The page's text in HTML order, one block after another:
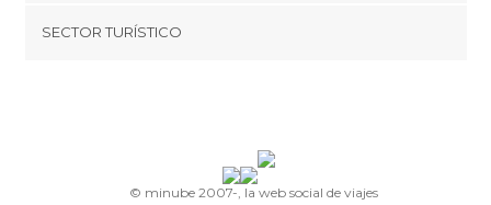
Términos y condiciones
SECTOR TURÍSTICO
© minube 2007-, la web social de viajes